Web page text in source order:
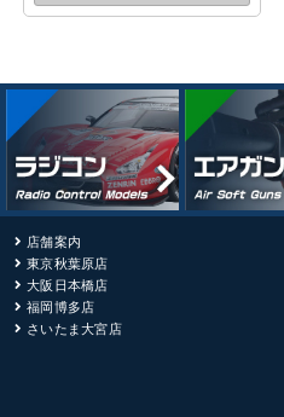
店舗案内
東京秋葉原店
大阪日本橋店
福岡博多店
さいたま大宮店